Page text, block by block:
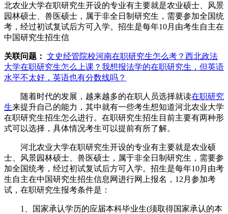
北农业大学在职研究生开设的专业有主要就是农业硕士、风景
园林硕士、兽医硕士，属于非全日制研究生，需要参加全国统
考，经过初试复试后方可入学。招生是每年10月由考生自主在
中国研究生招生信
关联问题： 文史经管院校河南在职研究生怎么考？ 西北政法
大学在职研究生怎么上课？ 我想报法学的在职研究生，但英语
水平不太好，英语也有分数线吗？
随着时代的发展，越来越多的在职人员选择就读在职研究
生来提升自己的能力，其中就有一些考生想知道河北农业大学
在职研究生招生怎么进行。在职研究生招生目前主要有两种形
式可以选择，具体情况考生可以提前有所了解。
河北农业大学在职研究生开设的专业有主要就是农业硕
士、风景园林硕士、兽医硕士，属于非全日制研究生，需要参
加全国统考，经过初试复试后方可入学。招生是每年10月由考
生自主在中国研究生招生信息网进行网上报名，12月参加考
试，在职研究生报考条件是：
1、国家承认学历的应届本科毕业生(须取得国家承认的本